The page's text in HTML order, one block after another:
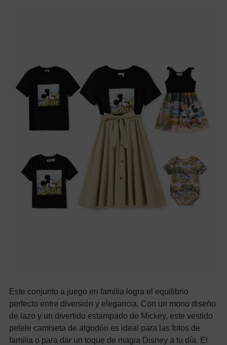
Este conjunto a juego en familia logra el equilibrio
perfecto entre diversión y elegancia. Con un mono diseño
de lazo y un divertido estampado de Mickey, este vestido
pelele camiseta de algodón es ideal para las fotos de
familia o para dar un toque de magia Disney a tu día. El